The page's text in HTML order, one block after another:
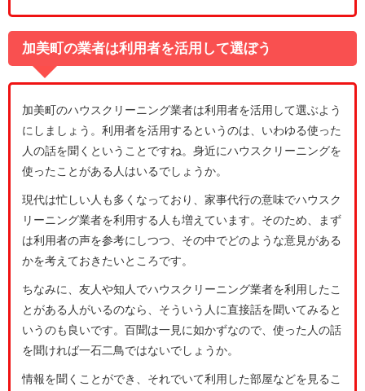
加美町の業者は利用者を活用して選ぼう
加美町のハウスクリーニング業者は利用者を活用して選ぶよう
にしましょう。利用者を活用するというのは、いわゆる使った
人の話を聞くということですね。身近にハウスクリーニングを
使ったことがある人はいるでしょうか。
現代は忙しい人も多くなっており、家事代行の意味でハウスク
リーニング業者を利用する人も増えています。そのため、まず
は利用者の声を参考にしつつ、その中でどのような意見がある
かを考えておきたいところです。
ちなみに、友人や知人でハウスクリーニング業者を利用したこ
とがある人がいるのなら、そういう人に直接話を聞いてみると
いうのも良いです。百聞は一見に如かずなので、使った人の話
を聞ければ一石二鳥ではないでしょうか。
情報を聞くことができ、それでいて利用した部屋などを見るこ